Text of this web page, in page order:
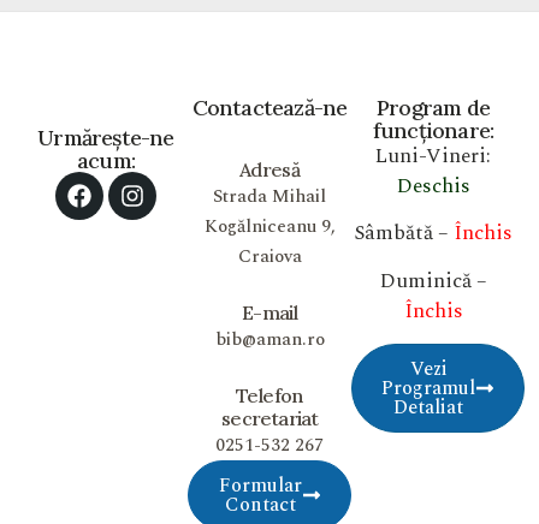
Program de
funcționare:
Luni-Vineri:
Deschis
Sâmbătă – Închis
Duminică –
Închis
Vezi
Programul
Detaliat
Contactează-ne
Adresă
Strada Mihail
Kogălniceanu 9,
Craiova
E-mail
bib@aman.ro
Telefon
secretariat
0251-532 267
Formular
Contact
Urmărește-ne
acum: